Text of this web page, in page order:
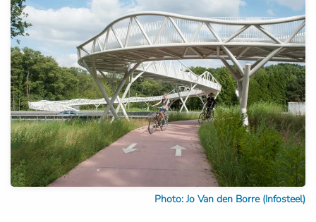
Photo: Jo Van den Borre (Infosteel)